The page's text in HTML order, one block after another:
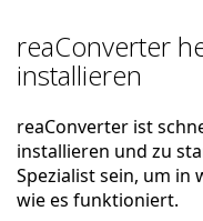
reaConverter
installieren
reaConverter ist
installieren und zu
Spezialist sein, um in
wie es funktioniert.